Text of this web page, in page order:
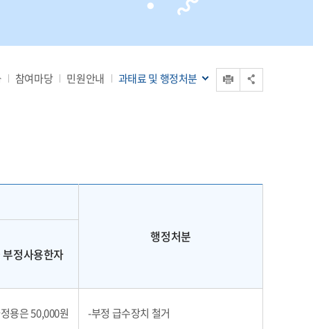
참여마당 민원안내 과태료 및 행정처분
행정처분
정사용한자
용은 50,000원 -부정 급수장치 철거